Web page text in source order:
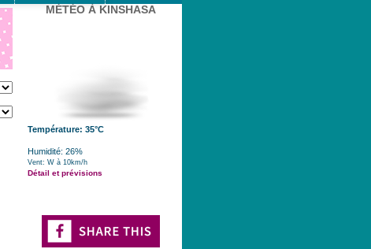
MÉTÉO À KINSHASA
Température: 35°C
Humidité: 26%
Vent: W à 10km/h
Détail et prévisions